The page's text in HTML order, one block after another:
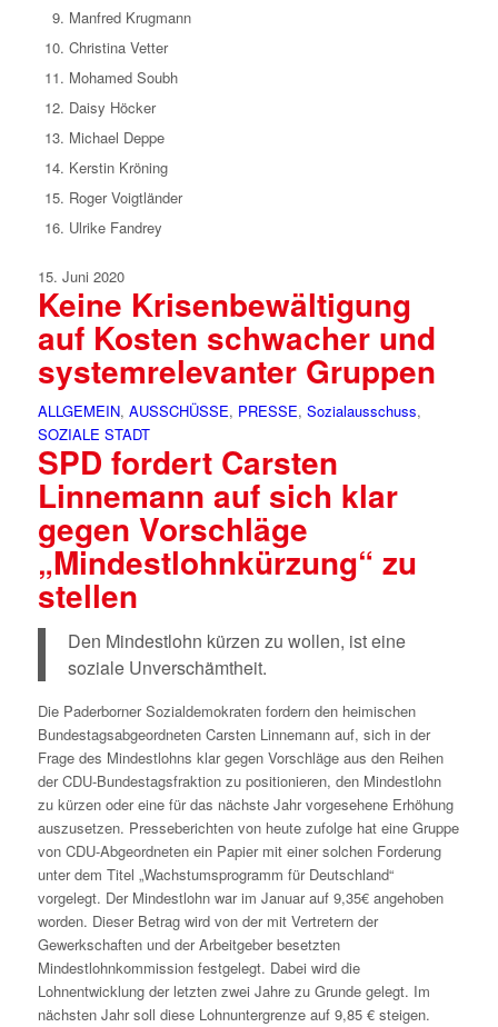
Manfred Krugmann
Christina Vetter
Mohamed Soubh
Daisy Höcker
Michael Deppe
Kerstin Kröning
Roger Voigtländer
Ulrike Fandrey
15. Juni 2020
Keine Krisenbewältigung
auf Kosten schwacher und
systemrelevanter Gruppen
ALLGEMEIN, AUSSCHÜSSE, PRESSE, Sozialausschuss,
SOZIALE STADT
SPD fordert Carsten
Linnemann auf sich klar
gegen Vorschläge
„Mindestlohnkürzung“ zu
stellen
Den Mindestlohn kürzen zu wollen, ist eine
soziale Unverschämtheit.
Die Paderborner Sozialdemokraten fordern den heimischen
Bundestagsabgeordneten Carsten Linnemann auf, sich in der
Frage des Mindestlohns klar gegen Vorschläge aus den Reihen
der CDU-Bundestagsfraktion zu positionieren, den Mindestlohn
zu kürzen oder eine für das nächste Jahr vorgesehene Erhöhung
auszusetzen. Presseberichten von heute zufolge hat eine Gruppe
von CDU-Abgeordneten ein Papier mit einer solchen Forderung
unter dem Titel „Wachstumsprogramm für Deutschland“
vorgelegt. Der Mindestlohn war im Januar auf 9,35€ angehoben
worden. Dieser Betrag wird von der mit Vertretern der
Gewerkschaften und der Arbeitgeber besetzten
Mindestlohnkommission festgelegt. Dabei wird die
Lohnentwicklung der letzten zwei Jahre zu Grunde gelegt. Im
nächsten Jahr soll diese Lohnuntergrenze auf 9,85 € steigen.